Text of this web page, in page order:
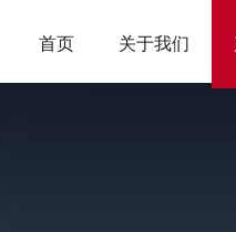
首页 关于我们